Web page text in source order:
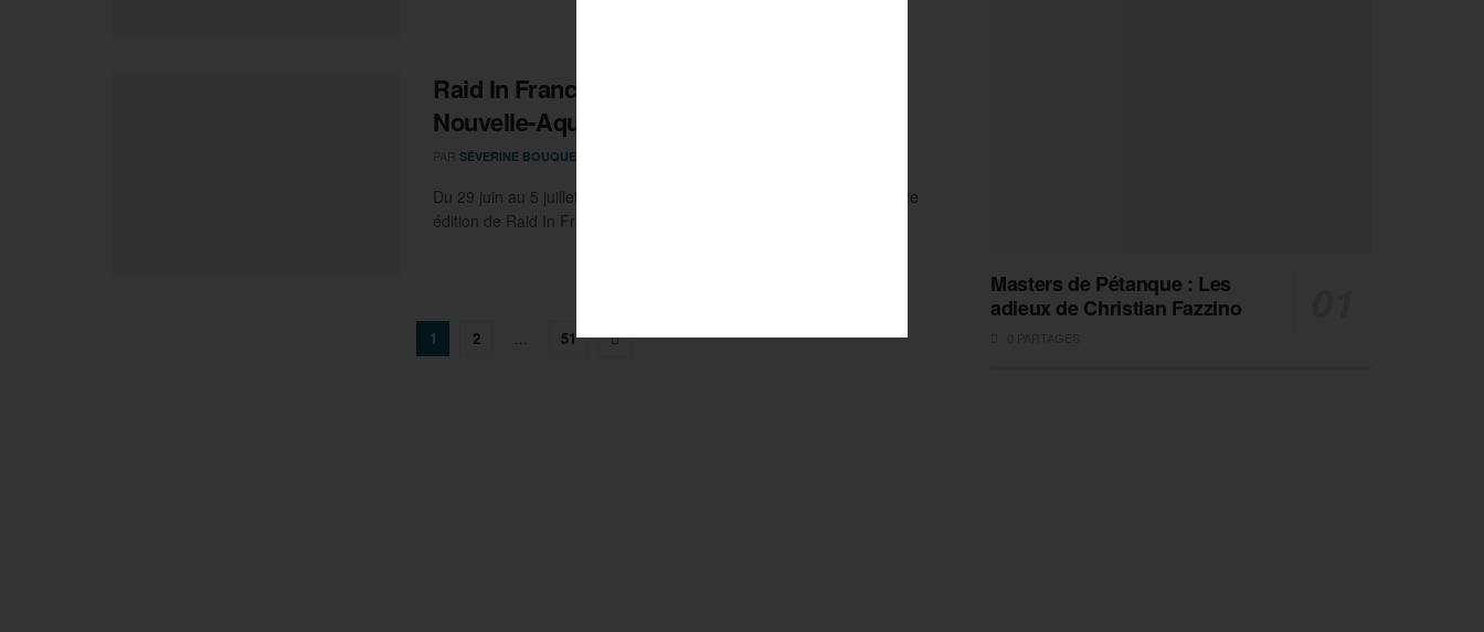
Raid In France : une grande expédition en
Nouvelle-Aquitaine
SÉVERINE BOUQUET
Du 29 juin au 5 juillet, 30 équipes de quatre coureurs disputent la 12e
édition de Raid In France, manche ...
1 2 … 51
Masters de Pétanque : Les
adieux de Christian Fazzino